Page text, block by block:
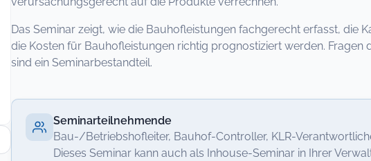
Das Seminar zeigt, wie die Bauhofleistungen fachgerecht erfasst, die
die Kosten für Bauhofleistungen richtig prognostiziert werden.
sind ein Seminarbestandteil.
Seminarteilnehmende
Bau-/Betriebshofleiter, Bauhof-Controller, KLR-
Dieses Seminar kann auch als Inhouse-Seminar in Ihrer